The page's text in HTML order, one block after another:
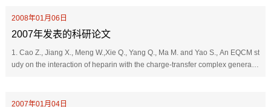
2008年01月06日
2007年发表的科研论文
1. Cao Z., Jiang X., Meng W.,Xie Q., Yang Q., Ma M. and Yao S., An EQCM st
udy on the interaction of heparin with the charge-transfer complex generate
2007年01月04日